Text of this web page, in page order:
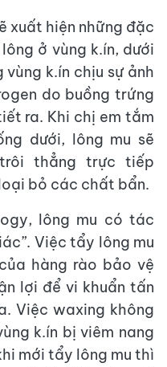
xuất hiện những đặc
ở vùng k.ín, dưới
k.ín chịu sự ảnh
do buồng trứng
ra. Khi chị em tắm
dưới, lông mu sẽ
thẳng trực tiếp
bỏ các chất bẩn.
lông mu có tác
Việc tẩy lông mu
hàng rào bảo vệ
lợi để vi khuẩn tấn
Việc waxing không
k.ín bị viêm nang
mới tẩy lông mu thì